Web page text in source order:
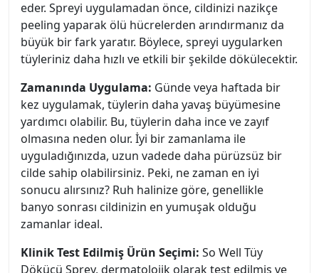
eder. Spreyi uygulamadan önce, cildinizi nazikçe
peeling yaparak ölü hücrelerden arındırmanız da
büyük bir fark yaratır. Böylece, spreyi uygularken
tüyleriniz daha hızlı ve etkili bir şekilde dökülecektir.
Zamanında Uygulama: Günde veya haftada bir
kez uygulamak, tüylerin daha yavaş büyümesine
yardımcı olabilir. Bu, tüylerin daha ince ve zayıf
olmasına neden olur. İyi bir zamanlama ile
uyguladığınızda, uzun vadede daha pürüzsüz bir
cilde sahip olabilirsiniz. Peki, ne zaman en iyi
sonucu alırsınız? Ruh halinize göre, genellikle
banyo sonrası cildinizin en yumuşak olduğu
zamanlar ideal.
Klinik Test Edilmiş Ürün Seçimi: So Well Tüy
Dökücü Sprey, dermatolojik olarak test edilmiş ve